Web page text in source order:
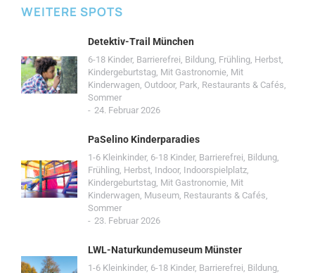
WEITERE SPOTS
Detektiv-Trail München
6-18 Kinder, Barrierefrei, Bildung, Frühling, Herbst,
Kindergeburtstag, Mit Gastronomie, Mit
Kinderwagen, Outdoor, Park, Restaurants & Cafés,
Sommer
24. Februar 2026
PaSelino Kinderparadies
1-6 Kleinkinder, 6-18 Kinder, Barrierefrei, Bildung,
Frühling, Herbst, Indoor, Indoorspielplatz,
Kindergeburtstag, Mit Gastronomie, Mit
Kinderwagen, Museum, Restaurants & Cafés,
Sommer
23. Februar 2026
LWL-Naturkundemuseum Münster
1-6 Kleinkinder, 6-18 Kinder, Barrierefrei, Bildung,